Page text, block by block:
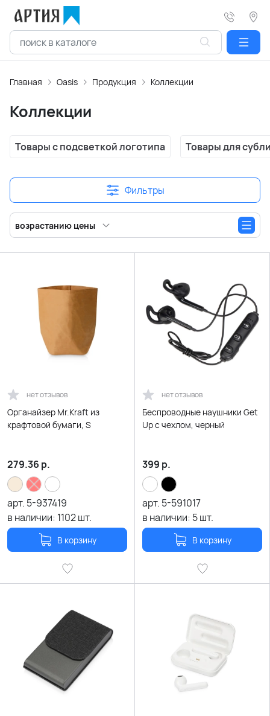
Главная Oasis Продукция Коллекции
Коллекции
Товары с подсветкой логотипа Товары для
Фильтры
возрастанию цены
нет отзывов
Органайзер Mr.Kraft из
крафтовой бумаги, S
279.36 р.
арт. 5-937419
в наличии: 1102шт.
В корзину
нет отзывов
Беспроводные наушники Get
Up с чехлом, черный
399 р.
арт. 5-591017
в наличии: 5шт.
В корзину